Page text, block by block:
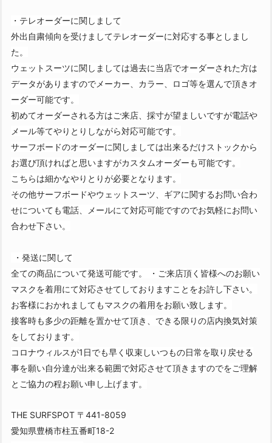
・テレオーダーに関しまして
外出自粛傾向を受けましてテレオーダーに対応する事としまし
た。
ウェットスーツに関しましては過去に当店でオーダーされた方は
データがありますのでメーカー、カラー、ロゴ等を選んで頂きオ
ーダー可能です。
初めてオーダーされる方はご来店、採寸が望ましいですが電話や
メール等てやりとりしながら対応可能です。
サーフボードのオーダーに関しましては出来るだけストックから
お選び頂ければと思いますがカスタムオーダーも可能です。
こちらは細かなやりとりが必要となります。
その他サーフボードやウェットスーツ、ギアに関するお問い合わ
せについても電話、メールにて対応可能ですのでお気軽にお問い
合わせ下さい。
・発送に関して
全ての商品について発送可能です。 ・ご来店頂く皆様へのお願い
マスクを着用にて対応させてしておりますことをお許し下さい。
お客様におかれましてもマスクの着用をお願い致します。
接客時も多少の距離を置かせて頂き、できる限りの店内換気対策
をしております。
コロナウィルスが1日でも早く収束しいつもの日常を取り戻せる
事を願い自分達が出来る範囲で対応させて頂きますのでをご理解
とご協力の程お願い申し上げます。
THE SURFSPOT 〒441-8059
愛知県豊橋市柱五番町18-2